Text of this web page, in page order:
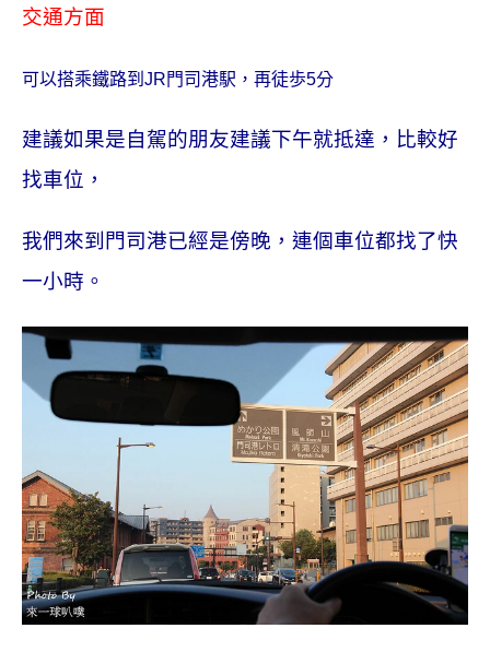
交通方面
可以搭乘鐵路到 JR門司港駅，再徒歩5分
建議如果是自駕的朋友建議下午就抵達，比較好
找車位，
我們來到門司港已經是傍晚，連個車位都找了快
一小時。